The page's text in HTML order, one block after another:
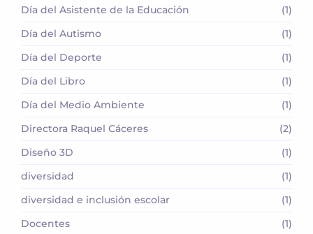
Día del Asistente de la Educación
(1)
Día del Autismo
(1)
Día del Deporte
(1)
Día del Libro
(1)
Día del Medio Ambiente
(1)
Directora Raquel Cáceres
(2)
Diseño 3D
(1)
diversidad
(1)
diversidad e inclusión escolar
(1)
Docentes
(1)